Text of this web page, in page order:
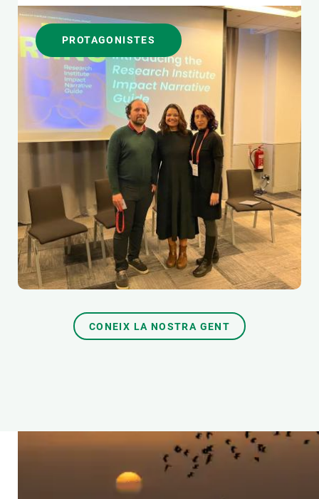
PROTAGONISTES
CONEIX LA NOSTRA GENT